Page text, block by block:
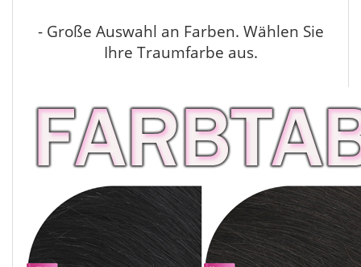
- Große Auswahl an Farben. Wählen Sie
Ihre Traumfarbe aus.